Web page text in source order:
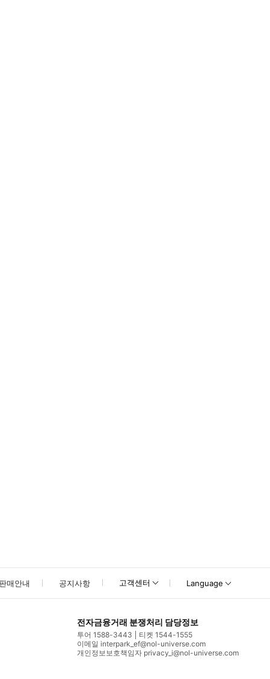
음식 알레르기가 있는 경우 알려주시기 바랍니다. * 소요시간 : 360분 (
매안내 공지사항 고객센터 Language
전자금융거래 분쟁처리 담당정보
투어 1588-3443
티켓 1544-1555
이메일 interpark_ef@nol-universe.com
개인정보보호책임자 privacy_i@nol-universe.com